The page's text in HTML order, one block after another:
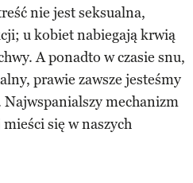
nie jest seksualna,
u kobiet nabiegają krwią
A ponadto w czasie snu,
prawie zawsze jesteśmy
mechanizm
się w naszych